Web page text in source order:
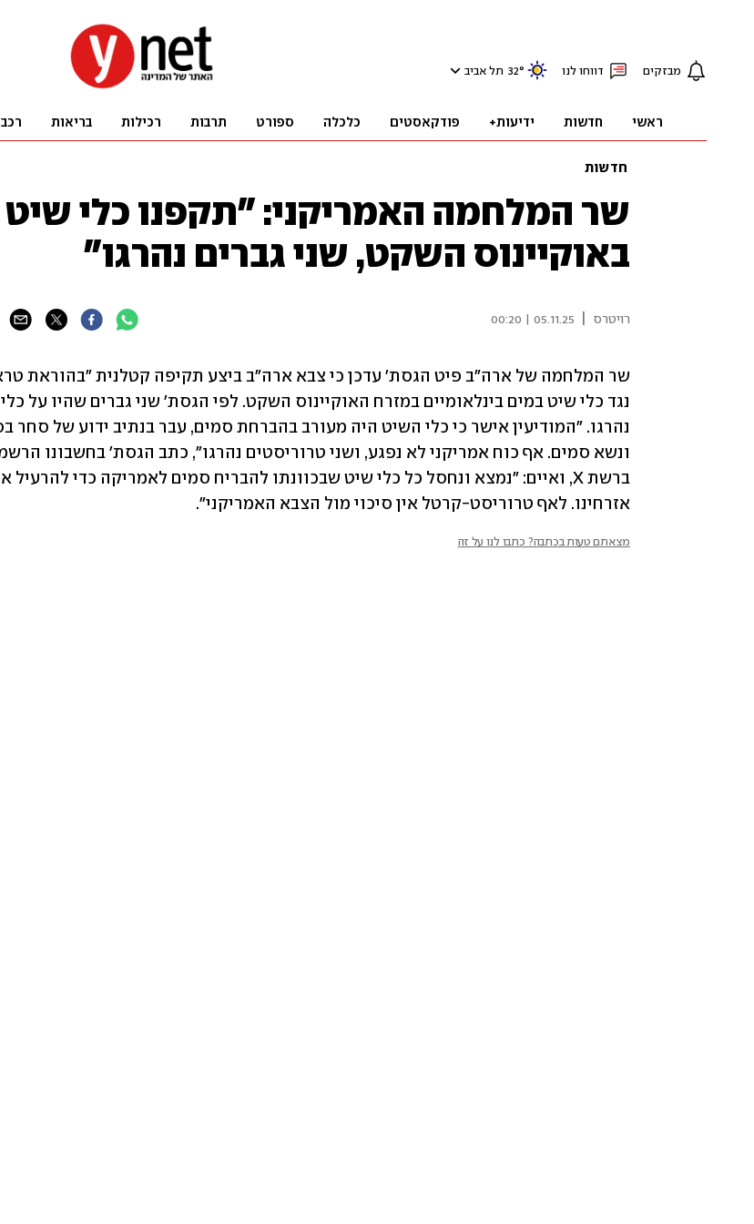
מבזקים דווחו לנו 32° תל אביב
ראשי חדשות ידיעות+ פודקאסטים כלכלה ספורט תרבות רכילות בריאות רכב
חדשות
שר המלחמה האמריקני: "תקפנו כלי שיט
באוקיינוס השקט, שני גברים נהרגו"
רויטרס 05.11.25 | 00:20
אזרחינו. לאף טרוריסט-קרטל אין סיכוי מול הצבא האמריקני".
מצאתם טעות בכתבה? כתבו לנו על זה